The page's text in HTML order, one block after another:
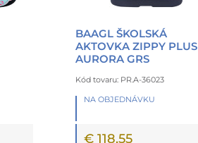
BAAGL ŠKOLSKÁ
AKTOVKA ZIPPY PLUS
AURORA GRS
Kód tovaru: PR.A-36023
NA OBJEDNÁVKU
€ 118,55